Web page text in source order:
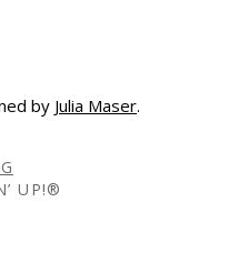
by Julia Maser.
UP!®